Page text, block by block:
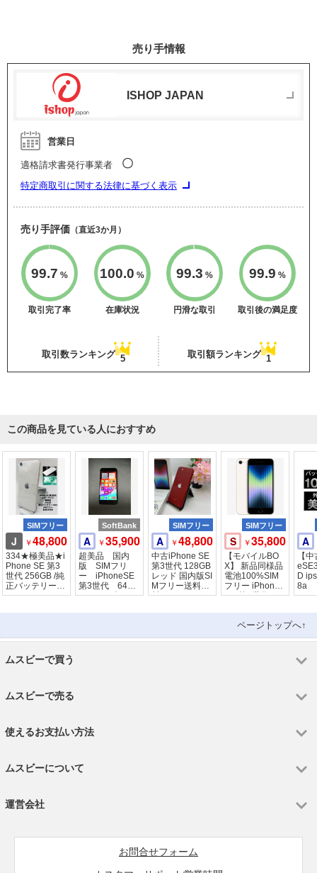
売り手情報
ISHOP JAPAN
営業日
適格請求書発行事業者 〇
特定商取引に関する法律に基づく表示
売り手評価 （直近3か月）
99.7 %
取引完了率
100.0 %
在庫状況
99.3 %
円滑な取引
99.9 %
取引後の満足度
取引数ランキング 5 取引額ランキング 1
この商品を見ている人におすすめ
SIMフリー
J ￥48,800
334★極美品★i
Phone SE 第3
世代 256GB /純
正バッテリー10
0%
SoftBank
A ￥35,900
超美品 国内
版 SIMフリ
ー iPhoneSE
第3世代 64GB
ホワイト色
SIMフリー
A ￥48,800
中古iPhone SE
第3世代 128GB
レッド 国内版SI
Mフリー送料無
料
SIMフリー
S ￥35,800
【モバイルBO
X】 新品同様品
電池100%SIM
フリー iPhone
SE(第3世代) 64
A
【
D
8a
ページトップへ↑
ムスビーで買う
ムスビーで売る
使えるお支払い方法
ムスビーについて
運営会社
お問合せフォーム